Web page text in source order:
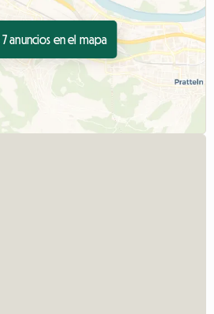
7 anuncios en el mapa